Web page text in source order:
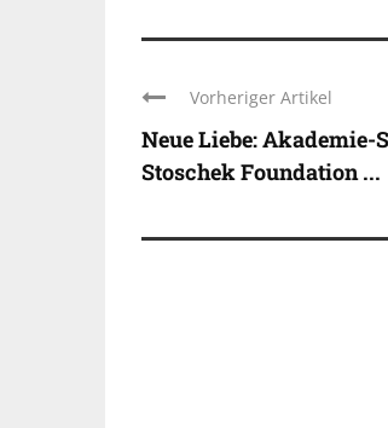
Vorheriger Artikel
Neue Liebe: Akademie-
Stoschek Foundation ...